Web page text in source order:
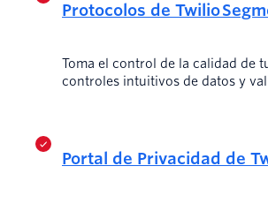
Protocolos de Twilio
Toma el control de la calidad de
controles intuitivos de datos y
Portal de Privacidad de